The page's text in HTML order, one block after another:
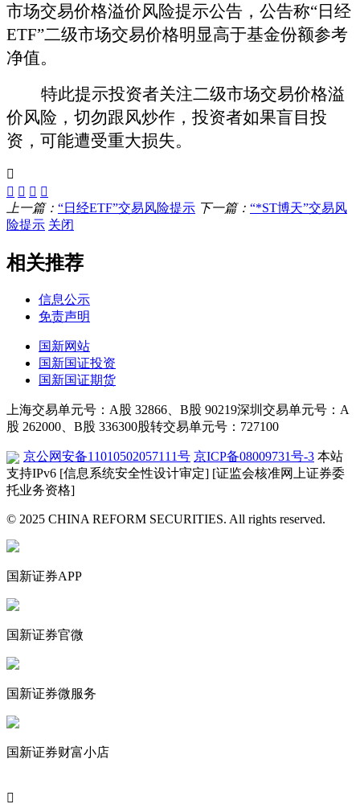
市场交易价格溢价风险提示公告 ， 公告称“日经
ETF”二级市场交易价格明显高于基金份额参考
净值。
特此提示投资者关注二级市场交易价格溢
价风险，切勿跟风炒作，投资者如果盲目投
资，可能遭受重大损失。
上一篇： “日经ETF”交易风险提示 下一篇： “*ST博天”交易风
险提示 关闭
相关推荐
信息公示
免责声明
国新网站
国新国证投资
国新国证期货
上海交易单元号：A股 32866、B股 90219深圳交易单元号：A
股 262000、B股 336300股转交易单元号：727100
京公网安备11010502057111号 京ICP备08009731号-3 本站
支持IPv6 [信息系统安全性设计审定] [证监会核准网上证券委
托业务资格]
© 2025 CHINA REFORM SECURITIES. All rights reserved.
国新证券APP
国新证券官微
国新证券微服务
国新证券财富小店